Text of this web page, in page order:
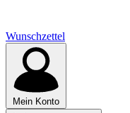
Wunschzettel
Mein Konto